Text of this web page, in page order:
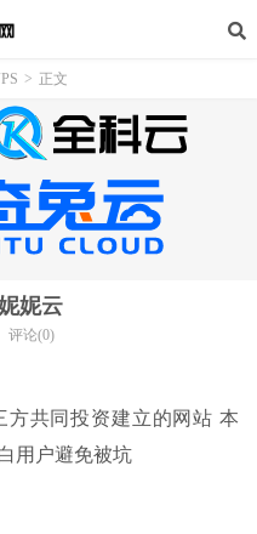
> 正文
妮云
评论(0)
方共同投资建立的网站 本
用户避免被坑